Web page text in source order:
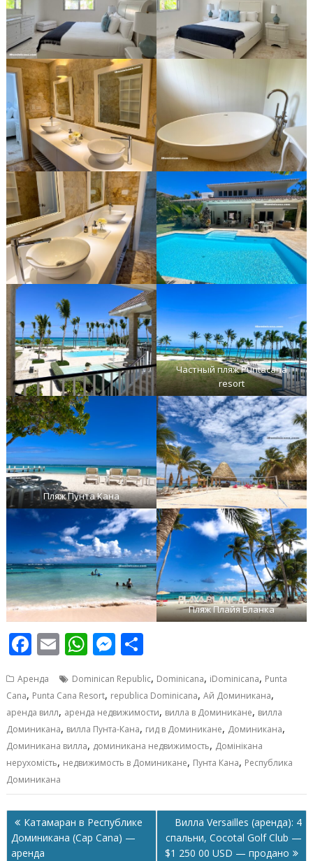
Частный пляж Puntacana
resort
Пляж Пунта Кана
Пляж Плайя Бланка
F
ac
e
b
o
o
k
E
m
ai
l
W
h
at
s
A
p
M
e
ss
e
n
g
er
п
р
а
в
т
Аренда Dominican Republic, Dominicana, iDominicana, Punta
Cana, Punta Cana Resort, republica Dominicana,Ай Доминикана,
аренда вилл, аренда недвижимости, вилла в Доминикане, вилла
Доминикана, вилла Пунта-Кана, гид в Доминикане, Доминикана,
Доминикана вилла, доминикана недвижимость, Домінікана
нерухомість, недвижимость в Доминикане, Пунта Кана, Республика
Доминикана
Навигация
по
записям
Катамаран в Республике
Доминикана (Cap Cana) —
аренда
Вилла Versailles (аренда): 4
спальни, Cocotal Golf Club —
$1 250 00 USD — продано